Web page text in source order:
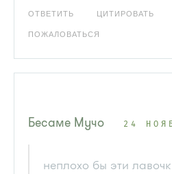
ОТВЕТИТЬ ЦИТИРОВАТЬ
ПОЖАЛОВАТЬСЯ
Бесаме Мучо 24
неплохо бы эти